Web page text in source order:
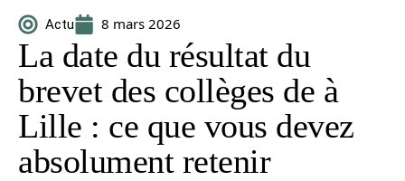
Actu 8 mars 2026
La date du résultat du
brevet des collèges de à
Lille : ce que vous devez
absolument retenir